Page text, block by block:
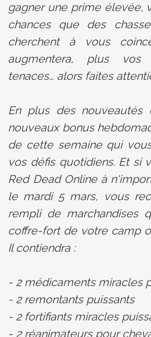
gagner une prime élevée,
chances que des
cherchent à vous
augmentera, plus vos
tenaces… alors faites
En plus des nouveautés
nouveaux bonus
de cette semaine qui
vos défis quotidiens. Et si
Red Dead Online à
le mardi 5 mars, vous
rempli de marchandises
coffre-fort de votre camp
Il contiendra :
- 2 médicaments miracles
- 2 remontants puissants
- 2 fortifiants miracles
- 2 réanimateurs pour